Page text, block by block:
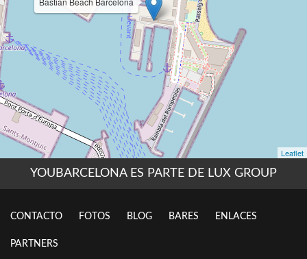
YOUBARCELONA ES PARTE DE LUX GROUP
CONTACTO FOTOS BLOG BARES ENLACES
PARTNERS